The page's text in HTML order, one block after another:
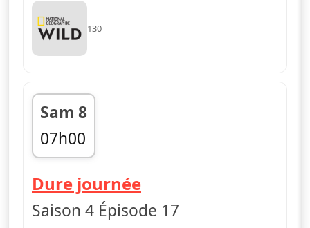
130
Sam 8
07h00
fin 07h45
Dure journée— L'incroyable Dr
Saison 4 Épisode 17